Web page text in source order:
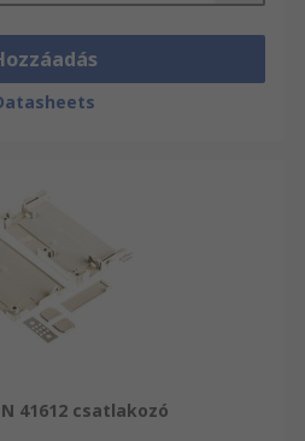
41612 csatlakozó